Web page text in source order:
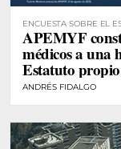
ENCUESTA SOBRE EL
APEMYF
médicos a una
Estatuto propio
ANDRÉS FIDALGO